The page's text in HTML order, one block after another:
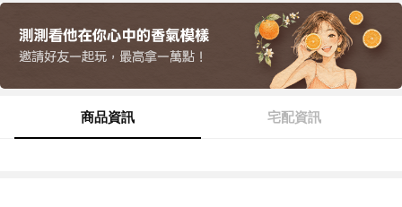
商品資訊 宅配資訊